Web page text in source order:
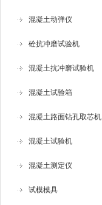
混凝土动弹仪
砼抗冲磨试验机
混凝土抗冲磨试验机
混凝土试验箱
混凝土路面钻孔取芯机
混凝土试验机
混凝土测定仪
试模模具